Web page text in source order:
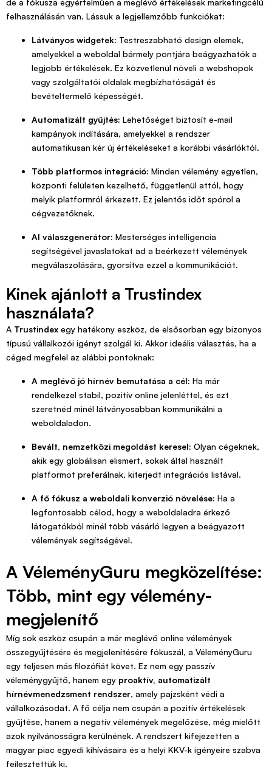
felhasználásán van. Lássuk a legjellemzőbb funkciókat:
Látványos widgetek: Testreszabható design elemek,
amelyekkel a weboldal bármely pontjára beágyazhatók a
legjobb értékelések. Ez közvetlenül növeli a webshopok
vagy szolgáltatói oldalak megbízhatóságát és
bevételtermelő képességét.
Automatizált gyűjtés: Lehetőséget biztosít e-mail
kampányok indítására, amelyekkel a rendszer
automatikusan kér új értékeléseket a korábbi vásárlóktól.
Több platformos integráció: Minden vélemény egyetlen,
központi felületen kezelhető, függetlenül attól, hogy
melyik platformról érkezett. Ez jelentős időt spórol a
cégvezetőknek.
AI válaszgenerátor: Mesterséges intelligencia
segítségével javaslatokat ad a beérkezett vélemények
megválaszolására, gyorsítva ezzel a kommunikációt.
Kinek ajánlott a Trustindex
használata?
A Trustindex egy hatékony eszköz, de elsősorban egy bizonyos
típusú vállalkozói igényt szolgál ki. Akkor ideális választás, ha a
céged megfelel az alábbi pontoknak:
A meglévő jó hírnév bemutatása a cél: Ha már
rendelkezel stabil, pozitív online jelenléttel, és ezt
szeretnéd minél látványosabban kommunikálni a
weboldaladon.
Bevált, nemzetközi megoldást keresel: Olyan cégeknek,
akik egy globálisan elismert, sokak által használt
platformot preferálnak, kiterjedt integrációs listával.
A fő fókusz a weboldali konverzió növelése: Ha a
legfontosabb célod, hogy a weboldaladra érkező
látogatókból minél több vásárló legyen a beágyazott
vélemények segítségével.
A VéleményGuru megközelítése:
Több, mint egy vélemény-
megjelenítő
Míg sok eszköz csupán a már meglévő online vélemények
összegyűjtésére és megjelenítésére fókuszál, a VéleményGuru
egy teljesen más filozófiát követ. Ez nem egy passzív
véleménygyűjtő, hanem egy proaktív, automatizált
hírnévmenedzsment rendszer, amely pajzsként védi a
vállalkozásodat. A fő célja nem csupán a pozitív értékelések
gyűjtése, hanem a negatív vélemények megelőzése, még mielőtt
azok nyilvánosságra kerülnének. A rendszert kifejezetten a
magyar piac egyedi kihívásaira és a helyi KKV-k igényeire szabva
fejlesztettük ki.